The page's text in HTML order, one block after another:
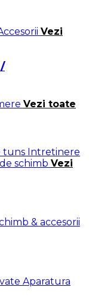
Vezi
Vezi toate
tuns Intretinere
schimb Vezi
& accesorii
Aparatura